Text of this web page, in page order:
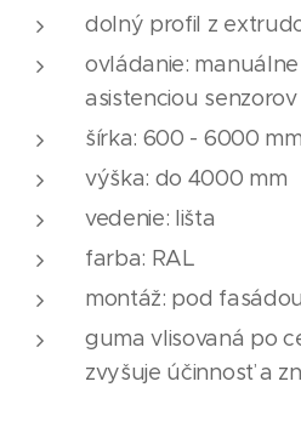
dolný profil z
ovládanie:
asistenciou
šírka: 600 - 6000 mm
výška: do 4000 mm
vedenie: lišta
farba: RAL
montáž: pod
guma vlisovaná po
zvyšuje účinnosť a